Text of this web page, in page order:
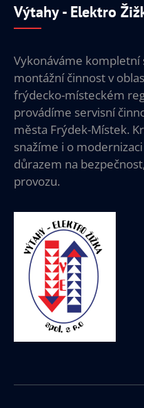
Výtahy - Elektro
Vykonáváme kompletní
montážní činnost v
frýdecko-místeckém
provádíme servisní
města Frýdek-Místek.
snažíme i o
důrazem na
provozu.